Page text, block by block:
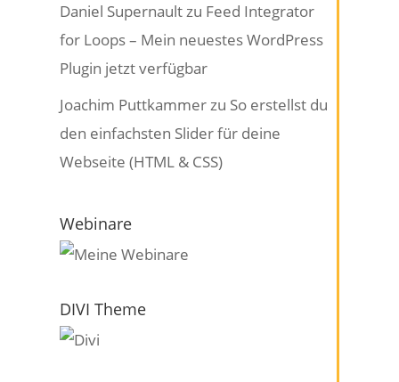
Daniel Supernaultzu Feed Integrator
for Loops – Mein neuestes WordPress
Plugin jetzt verfügbar
Joachim Puttkammerzu So erstellst du
den einfachsten Slider für deine
Webseite (HTML & CSS)
Webinare
DIVI Theme